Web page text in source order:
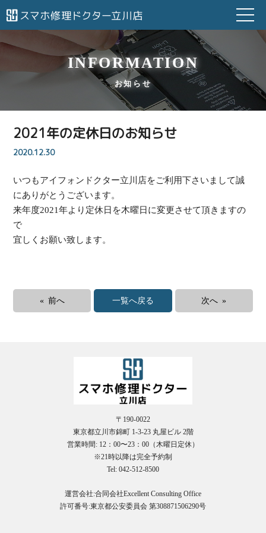
INFORMATION
お知らせ
2021年の定休日のお知らせ
2020.12.30
いつもアイフォンドクター立川店をご利用下さいまして誠
にありがとうございます。
来年度2021年より定休日を木曜日に変更させて頂きますの
で
宜しくお願い致します。
« 前へ 一覧へ戻る 次へ »
〒190-0022
東京都立川市錦町 1-3-23 丸屋ビル 2階
営業時間: 12：00〜23：00（木曜日定休）
※21時以降は完全予約制
Tel: 042-512-8500
運営会社:合同会社Excellent Consulting Office
許可番号:東京都公安委員会 第308871506290号